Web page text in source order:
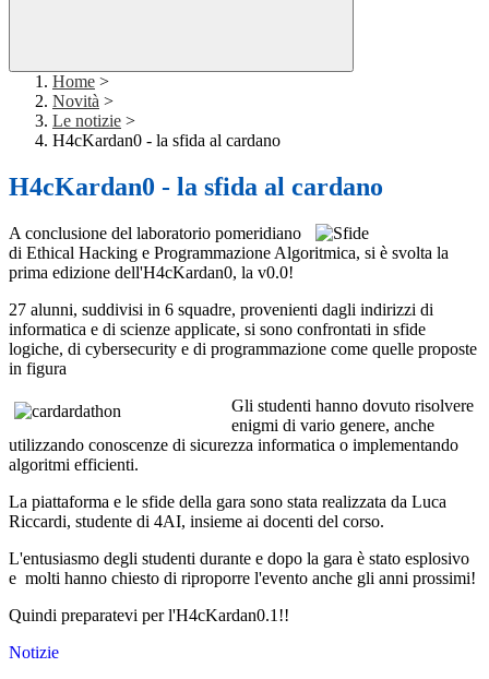
Home >
Novità >
Le notizie >
H4cKardan0 - la sfida al cardano
H4cKardan0 - la sfida al cardano
A conclusione del laboratorio pomeridiano
di Ethical Hacking e Programmazione Algoritmica, si è svolta la
prima edizione dell'H4cKardan0, la v0.0!
27 alunni, suddivisi in 6 squadre, provenienti dagli indirizzi di
informatica e di scienze applicate, si sono confrontati in sfide
logiche, di cybersecurity e di programmazione come quelle proposte
in figura
Gli studenti hanno dovuto risolvere
enigmi di vario genere, anche
utilizzando conoscenze di sicurezza informatica o implementando
algoritmi efficienti.
La piattaforma e le sfide della gara sono stata realizzata da Luca
Riccardi, studente di 4AI, insieme ai docenti del corso.
L'entusiasmo degli studenti durante e dopo la gara è stato esplosivo
e molti hanno chiesto di riproporre l'evento anche gli anni prossimi!
Quindi preparatevi per l'H4cKardan0.1!!
Notizie